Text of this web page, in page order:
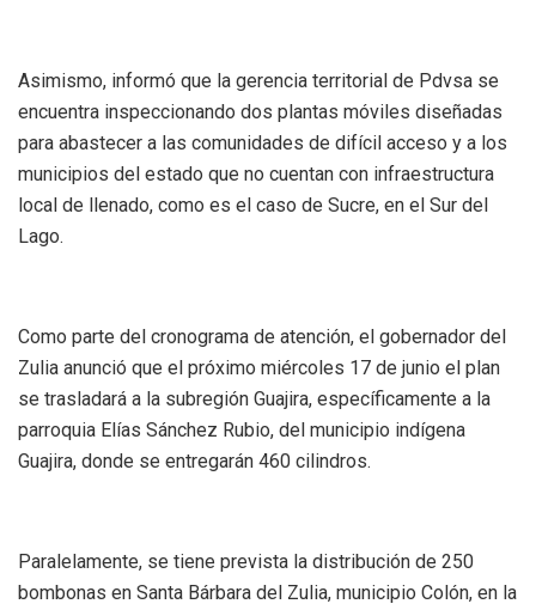
Asimismo, informó que la gerencia territorial de Pdvsa se
encuentra inspeccionando dos plantas móviles diseñadas
para abastecer a las comunidades de difícil acceso y a los
municipios del estado que no cuentan con infraestructura
local de llenado, como es el caso de Sucre, en el Sur del
Lago.
Como parte del cronograma de atención, el gobernador del
Zulia anunció que el próximo miércoles 17 de junio el plan
se trasladará a la subregión Guajira, específicamente a la
parroquia Elías Sánchez Rubio, del municipio indígena
Guajira, donde se entregarán 460 cilindros.
Paralelamente, se tiene prevista la distribución de 250
bombonas en Santa Bárbara del Zulia, municipio Colón, en la